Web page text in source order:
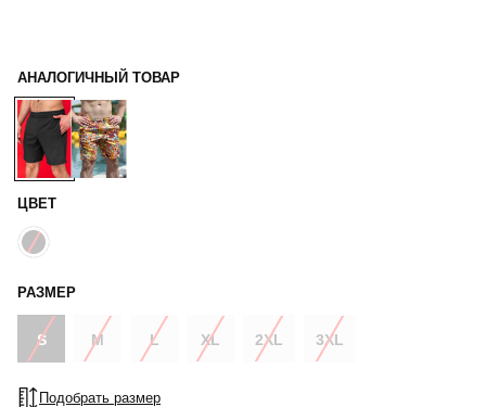
АНАЛОГИЧНЫЙ ТОВАР
ЦВЕТ
РАЗМЕР
S M L XL 2XL 3XL
Подобрать размер